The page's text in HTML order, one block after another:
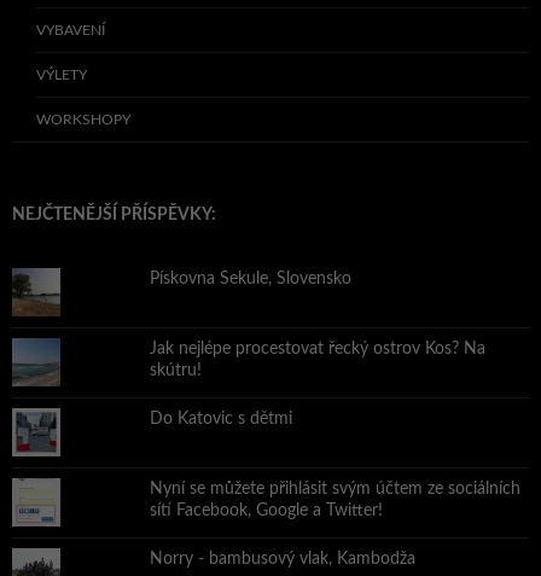
VYBAVENÍ
VÝLETY
WORKSHOPY
NEJČTENĚJŠÍ PŘÍSPĚVKY:
Pískovna Sekule, Slovensko
Jak nejlépe procestovat řecký ostrov Kos? Na
skútru!
Do Katovic s dětmi
Nyní se můžete přihlásit svým účtem ze sociálních
sítí Facebook, Google a Twitter!
Norry - bambusový vlak, Kambodža